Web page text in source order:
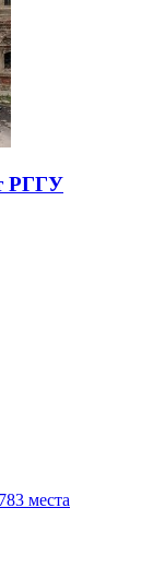
РГГУ
783 места